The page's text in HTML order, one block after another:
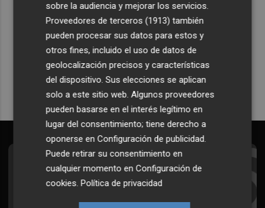
Recibe toda la actualidad de
Plaza Podcast en tu correo
Quiero suscribirme
Suscríbete al Boletín
Todos los días a primera hora en tu email
sobre la audiencia y mejorar los servicios.
Proveedores de terceros (1913) también
pueden procesar sus datos para estos y
otros fines, incluido el uso de datos de
geolocalización precisos y características
del dispositivo. Sus elecciones se aplican
solo a este sitio web. Algunos proveedores
pueden basarse en el interés legítimo en
lugar del consentimiento; tiene derecho a
oponerse enConfiguración de publicidad.
Puede retirar su consentimiento en
cualquier momento enConfiguración de
cookies.Política de privacidad